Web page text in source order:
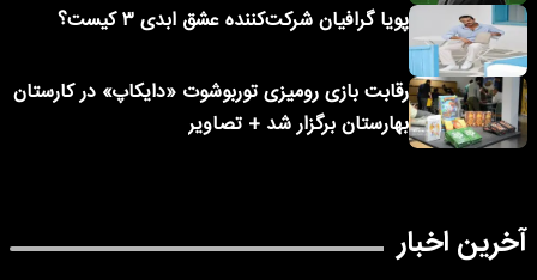
پویا گرافیان شرکت‌کننده عشق ابدی ۳ کیست؟
رقابت بازی رومیزی توربوشوت «دایکاپ» در کارستان
بهارستان برگزار شد + تصاویر
آخرین اخبار